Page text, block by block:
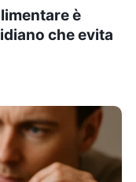
è
che evita